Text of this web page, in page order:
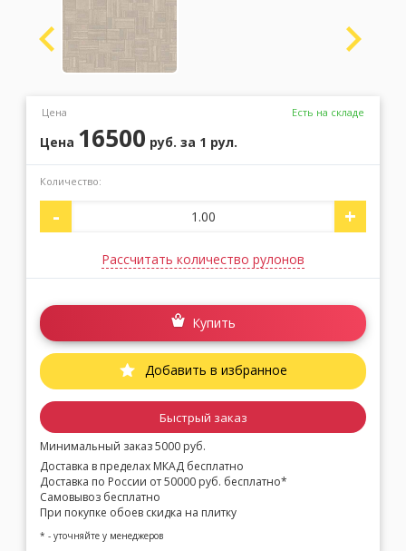
Заказать обратный звонок
Цена Есть на складе
Цена 16500 руб. за 1 рул.
Количество:
- +
Рассчитать количество рулонов
Купить
Добавить в избранное
Быстрый заказ
Минимальный заказ 5000 руб.
Доставка в пределах МКАД бесплатно
Доставка по России от 50000 руб. бесплатно*
Самовывоз бесплатно
При покупке обоев скидка на плитку
* - уточняйте у менеджеров